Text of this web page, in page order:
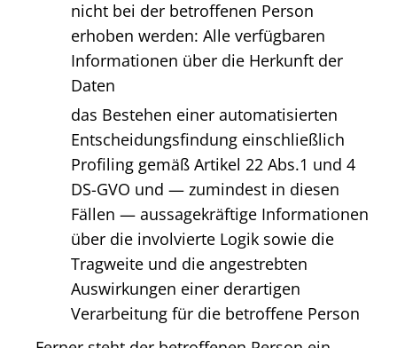
nicht bei der betroffenen Person
erhoben werden: Alle verfügbaren
Informationen über die Herkunft der
Daten
das Bestehen einer automatisierten
Entscheidungsfindung einschließlich
Profiling gemäß Artikel 22 Abs.1 und 4
DS-GVO und — zumindest in diesen
Fällen — aussagekräftige Informationen
über die involvierte Logik sowie die
Tragweite und die angestrebten
Auswirkungen einer derartigen
Verarbeitung für die betroffene Person